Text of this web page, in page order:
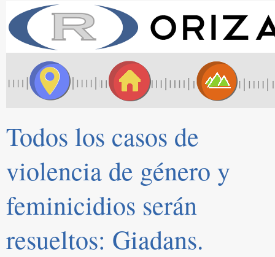
Todos los casos de
violencia de género y
feminicidios serán
resueltos: Giadans.